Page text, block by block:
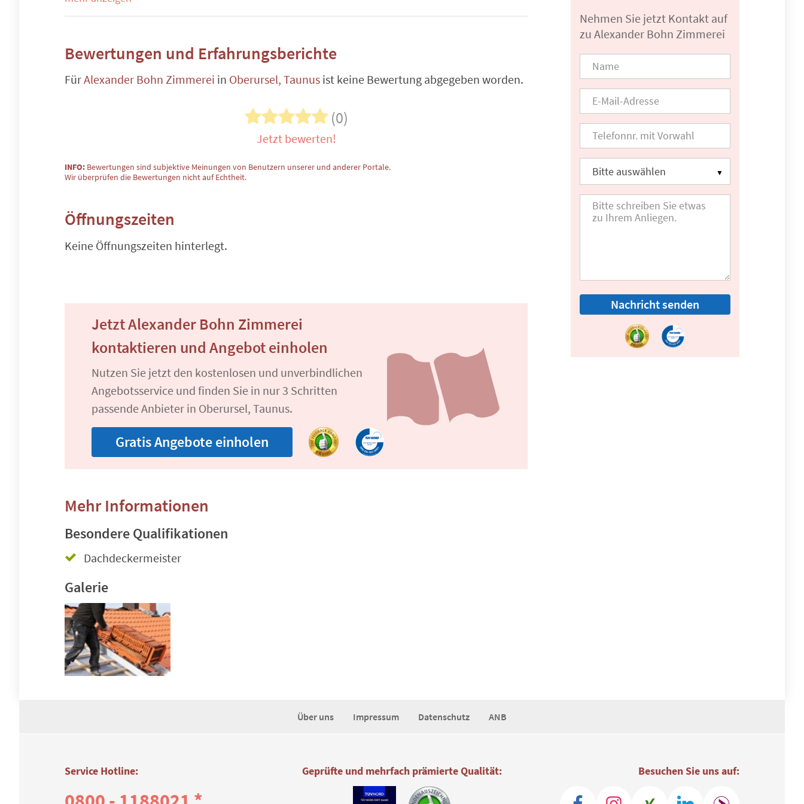
Bewertungen und Erfahrungsberichte
FürAlexander Bohn Zimmerei in Oberursel, Taunus ist keine Bewertung abgegeben worden.
(0)
Jetzt bewerten!
INFO: Bewertungen sind subjektive Meinungen von Benutzern unserer und anderer Portale.
Wir überprüfen die Bewertungen nicht auf Echtheit.
Öffnungszeiten
Keine Öffnungszeiten hinterlegt.
Jetzt Alexander Bohn Zimmerei
kontaktieren und Angebot einholen
Nutzen Sie jetzt den kostenlosen und unverbindlichen
Angebotsservice und finden Sie in nur 3 Schritten
passende Anbieter in Oberursel, Taunus.
Gratis Angebote einholen
Mehr Informationen
Besondere Qualifikationen
Dachdeckermeister
Galerie
Nehmen Sie jetzt Kontakt auf
zu Alexander Bohn Zimmerei
Nachricht senden
Über uns Impressum Datenschutz ANB
Service Hotline: Besuchen Sie uns auf:
Geprüfte und mehrfach prämierte Qualität: